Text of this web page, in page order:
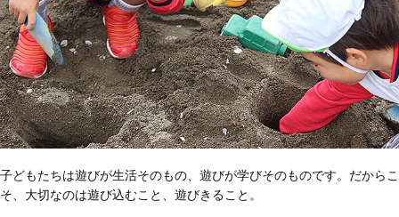
子どもたちは遊びが生活そのもの、遊びが学びそのものです。だからこ
そ、大切なのは遊び込むこと、遊びきること。